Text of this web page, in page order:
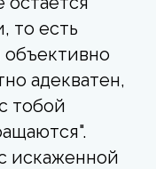
то есть
адекватен,
тобой
искаженной